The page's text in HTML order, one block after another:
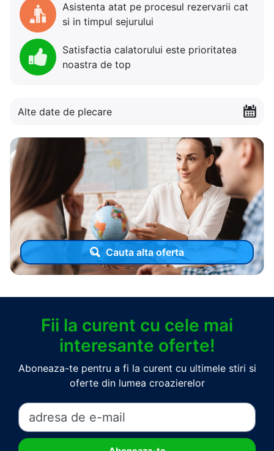
Asistenta atat pe procesul rezervarii cat
si in timpul sejurului
Satisfactia calatorului este prioritatea
noastra de top
Alte date de plecare
Cauta alta oferta
Fii la curent cu cele mai
interesante oferte!
Aboneaza-te pentru a fi la curent cu ultimele stiri si
oferte din lumea croazierelor